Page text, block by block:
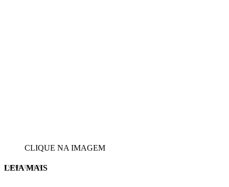
CLIQUE NA IMAGEM
EVINIS TALON
LEIA MAIS